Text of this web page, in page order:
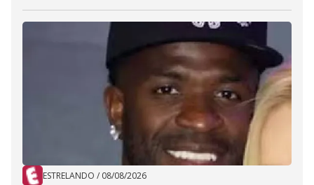
ESTRELANDO / 08/08/2026